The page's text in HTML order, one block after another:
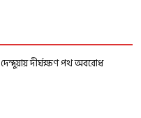
দেন্দুয়ায় দীর্ঘক্ষণ পথ অবরোধ